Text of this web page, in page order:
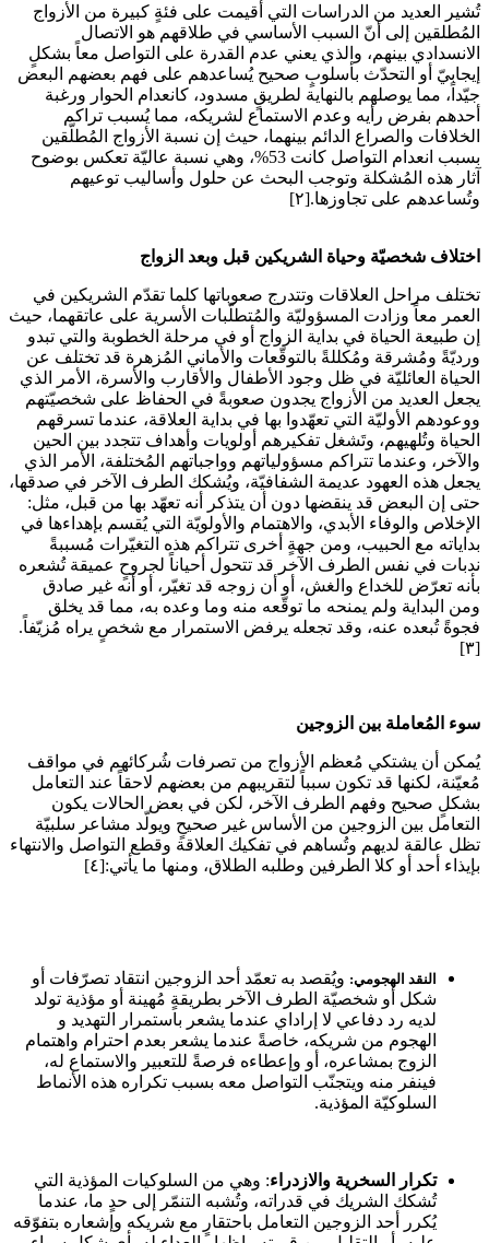
تُشير العديد من الدراسات التي أقيمت على فئةٍ كبيرة من الأزواج
المُطلقين إلى أنّ السبب الأساسي في طلاقهم هو الاتصال
الانسدادي بينهم، والذي يعني عدم القدرة على التواصل معاً بشكلٍ
إيجابيّ أو التحدّث بأسلوبٍ صحيح يُساعدهم على فهم بعضهم البعض
جيّداً، مما يوصلهم بالنهاية لطريقٍ مسدود، كانعدام الحوار ورغبة
أحدهم بفرض رأيه وعدم الاستماع لشريكه، مما يُسبب تراكم
الخلافات والصراع الدائم بينهما، حيث إن نسبة الأزواج المُطلّقين
بسبب انعدام التواصل كانت 53%، وهي نسبة عاليّة تعكس بوضوح
آثار هذه المُشكلة وتوجب البحث عن حلول وأساليب توعيهم
وتُساعدهم على تجاوزها.[٢]
اختلاف شخصيّة وحياة الشريكين قبل وبعد الزواج
تختلف مراحل العلاقات وتتدرج صعوباتها كلما تقدّم الشريكين في
العمر معاً وزادت المسؤوليّة والمُتطلّبات الأسرية على عاتقهما، حيث
إن طبيعة الحياة في بداية الزواج أو في مرحلة الخطوبة والتي تبدو
ورديّةً ومُشرقة ومُكللةً بالتوقّعات والأماني المُزهرة قد تختلف عن
الحياة العائليّة في ظل وجود الأطفال والأقارب والأسرة، الأمر الذي
يجعل العديد من الأزواج يجدون صعوبةً في الحفاظ على شخصيّتهم
ووعودهم الأوليّة التي تعهّدوا بها في بداية العلاقة، عندما تسرقهم
الحياة وتُلهيهم، وتَشغل تفكيرهم أولويات وأهداف تتجدد بين الحين
والآخر، وعندما تتراكم مسؤولياتهم وواجباتهم المُختلفة، الأمر الذي
يجعل هذه العهود عديمة الشفافيّة، ويُشكك الطرف الآخر في صدقها،
حتى إن البعض قد ينقضها دون أن يتذكر أنه تعهّد بها من قبل، مثل:
الإخلاص والوفاء الأبدي، والاهتمام والأولويّة التي يُقسم بإهداءها في
بداياته مع الحبيب، ومن جهةٍ أخرى تتراكم هذه التغيّرات مُسببةً
ندبات في نفس الطرف الآخر قد تتحول أحياناً لجروحٍ عميقة تُشعره
بأنه تعرّض للخداع والغش، أو أن زوجه قد تغيّر، أو أنه غير صادق
ومن البداية ولم يمنحه ما توقّعه منه وما وعده به، مما قد يخلق
فجوةً تُبعده عنه، وقد تجعله يرفض الاستمرار مع شخصٍ يراه مُزيّفاً.
[٣]
سوء المُعاملة بين الزوجين
يُمكن أن يشتكي مُعظم الأزواج من تصرفات شُركائهم في مواقف
مُعيّنة، لكنها قد تكون سبباً لتقريبهم من بعضهم لاحقاً عند التعامل
بشكلٍ صحيح وفهم الطرف الآخر، لكن في بعض الحالات يكون
التعامل بين الزوجين من الأساس غير صحيحٍ ويولّد مشاعر سلبيّة
تظل عالقة لديهم وتُساهم في تفكيك العلاقة وقطع التواصل والانتهاء
بإيذاء أحد أو كلا الطرفين وطلبه الطلاق، ومنها ما يأتي:[٤]
النقد الهجومي: ويُقصد به تعمّد أحد الزوجين انتقاد تصرّفات أو
شكل أو شخصيّة الطرف الآخر بطريقةٍ مُهينة أو مؤذية تولد
لديه رد دفاعي لا إراداي عندما يشعر باستمرار التهديد و
الهجوم من شريكه، خاصةً عندما يشعر بعدم احترام واهتمام
الزوج بمشاعره، أو وإعطاءه فرصةً للتعبير والاستماع له،
فينفر منه ويتجنّب التواصل معه بسبب تكراره هذه الأنماط
السلوكيّة المؤذية.
تكرار السخرية والازدراء: وهي من السلوكيات المؤذية التي
تُشكك الشريك في قدراته، وتُشبه التنمّر إلى حدٍ ما، عندما
يُكرر أحد الزوجين التعامل باحتقارٍ مع شريكه وإشعاره بتفوّقه